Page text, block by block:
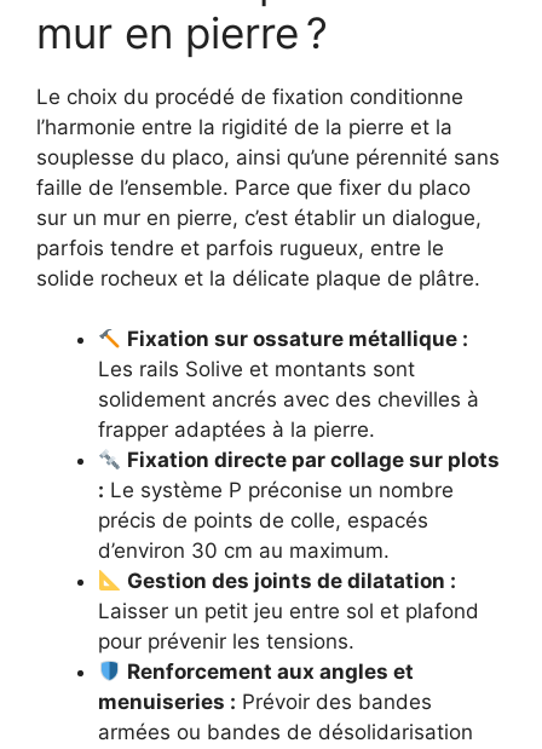
mur en pierre ?
Le choix du procédé de fixation conditionne
l’harmonie entre la rigidité de la pierre et la
souplesse du placo, ainsi qu’une pérennité sans
faille de l’ensemble. Parce que fixer du placo
sur un mur en pierre, c’est établir un dialogue,
parfois tendre et parfois rugueux, entre le
solide rocheux et la délicate plaque de plâtre.
Fixation sur ossature métallique :
Les rails Solive et montants sont
solidement ancrés avec des chevilles à
frapper adaptées à la pierre.
Fixation directe par collage sur plots
: Le système P préconise un nombre
précis de points de colle, espacés
d’environ 30 cm au maximum.
Gestion des joints de dilatation :
Laisser un petit jeu entre sol et plafond
pour prévenir les tensions.
Renforcement aux angles et
menuiseries : Prévoir des bandes
armées ou bandes de désolidarisation